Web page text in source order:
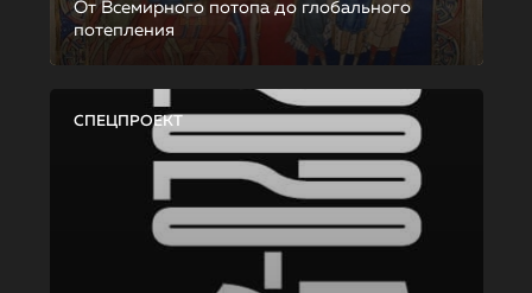
От Всемирного потопа до глобального
потепления
СПЕЦПРОЕКТ